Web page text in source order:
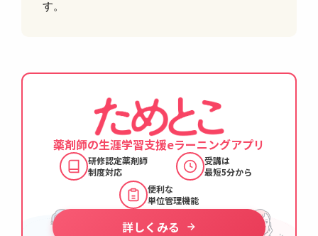
す。
薬剤師の生涯学習支援eラーニングアプリ
研修認定薬剤師
制度対応
受講は
最短5分から
便利な
単位管理機能
詳しくみる